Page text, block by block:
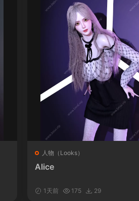
人物（Looks）
Alice
1天前 175 29